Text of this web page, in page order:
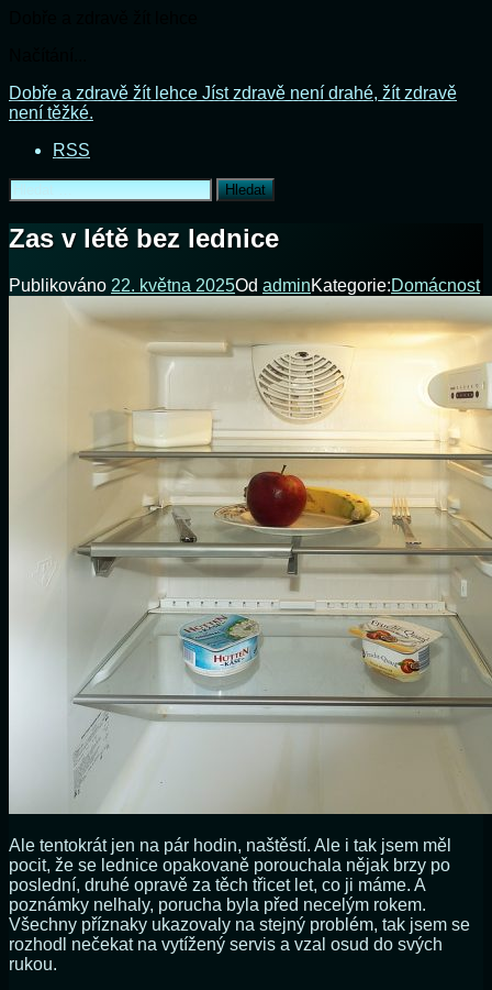
Přejít
k
webu
Dobře a zdravě žít lehce Jíst zdravě není drahé, žít zdravě
není těžké.
RSS
Vyhledávání
Zas v létě bez lednice
Publikováno 22. května 2025Od adminKategorie:Domácnost
Ale tentokrát jen na pár hodin, naštěstí. Ale i tak jsem měl
pocit, že se lednice opakovaně porouchala nějak brzy po
poslední, druhé opravě za těch třicet let, co ji máme. A
poznámky nelhaly, porucha byla před necelým rokem.
Všechny příznaky ukazovaly na stejný problém, tak jsem se
rozhodl nečekat na vytížený servis a vzal osud do svých
rukou.